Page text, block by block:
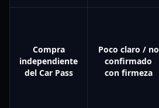
Compra
independiente
del Car Pass
Poco claro / no
confirmado
con firmeza